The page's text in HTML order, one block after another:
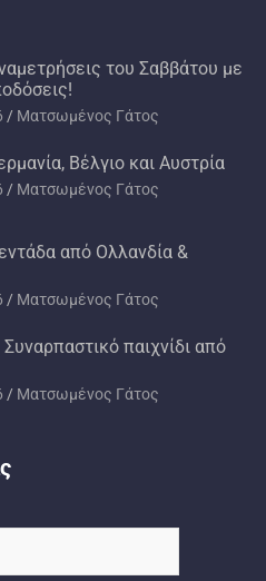
του Σαββάτου με
Ματσωμένος Γάτος
Βέλγιο και Αυστρία
Ματσωμένος Γάτος
από Ολλανδία &
Ματσωμένος Γάτος
παιχνίδι από
Ματσωμένος Γάτος